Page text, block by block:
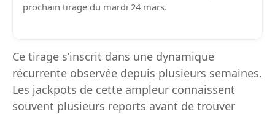
prochain tirage du mardi 24 mars.
Ce tirage s’inscrit dans une dynamique
récurrente observée depuis plusieurs semaines.
Les jackpots de cette ampleur connaissent
souvent plusieurs reports avant de trouver